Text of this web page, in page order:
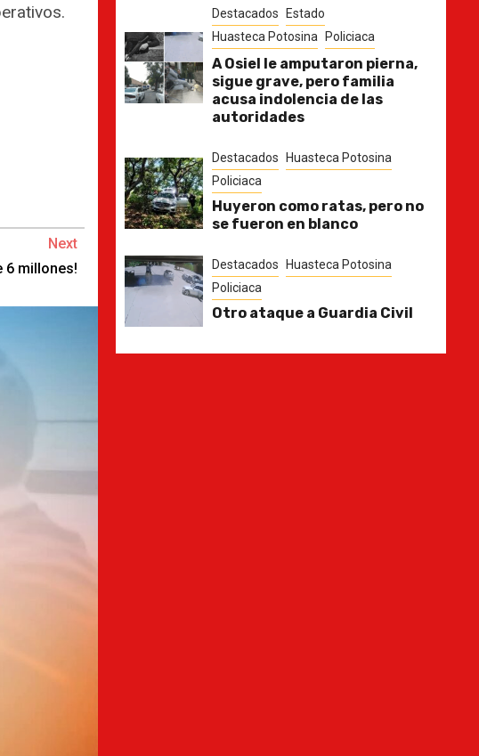
Next
6 millones!
Destacados
Estado
Huasteca Potosina
Policiaca
A Osiel le amputaron pierna,
sigue grave, pero familia
acusa indolencia de las
autoridades
Destacados
Huasteca Potosina
Policiaca
Huyeron como ratas, pero no
se fueron en blanco
Destacados
Huasteca Potosina
Policiaca
Otro ataque a Guardia Civil